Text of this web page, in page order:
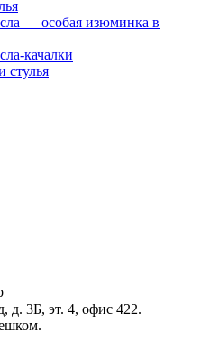
— особая изюминка в
качалки
стулья
д. 3Б, эт. 4, офис 422.